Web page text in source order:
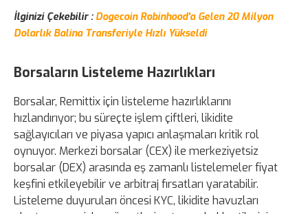
İlginizi Çekebilir :Dogecoin Robinhood'a Gelen 20 Milyon
Dolarlık Balina Transferiyle Hızlı Yükseldi
Borsaların Listeleme Hazırlıkları
Borsalar, Remittix için listeleme hazırlıklarını
hızlandırıyor; bu süreçte işlem çiftleri, likidite
sağlayıcıları ve piyasa yapıcı anlaşmaları kritik rol
oynuyor. Merkezi borsalar (CEX) ile merkeziyetsiz
borsalar (DEX) arasında eş zamanlı listelemeler fiyat
keşfini etkileyebilir ve arbitraj fırsatları yaratabilir.
Listeleme duyuruları öncesi KYC, likidite havuzları